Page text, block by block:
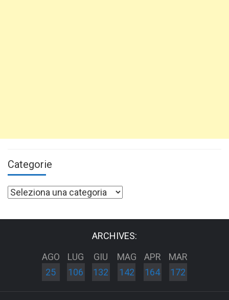
Categorie
Categorie
ARCHIVES:
AGO
25
LUG
106
GIU
132
MAG
142
APR
164
MAR
172